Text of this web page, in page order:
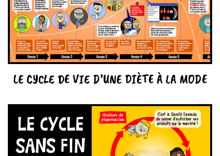
LE CYCLE DE VIE D’UNE DIÈTE À LA MODE